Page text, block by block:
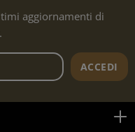
aggiornamenti di
e-mail dellaACCEDI